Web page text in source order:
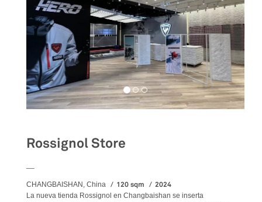
Rossignol Store
CHANGBAISHAN, China 120 sqm 2024
La nueva tienda Rossignol en Changbaishan se inserta